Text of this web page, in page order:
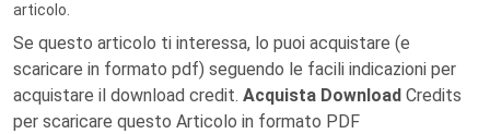
articolo.
Se questo articolo ti interessa, lo puoi acquistare (e
scaricare in formato pdf) seguendo le facili indicazioni per
acquistare il download credit. Acquista Download Credits
per scaricare questo Articolo in formato PDF